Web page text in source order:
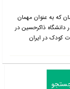
که به عنوان مهمان
دانشگاه ذاکرحسین در
کودک در ایران